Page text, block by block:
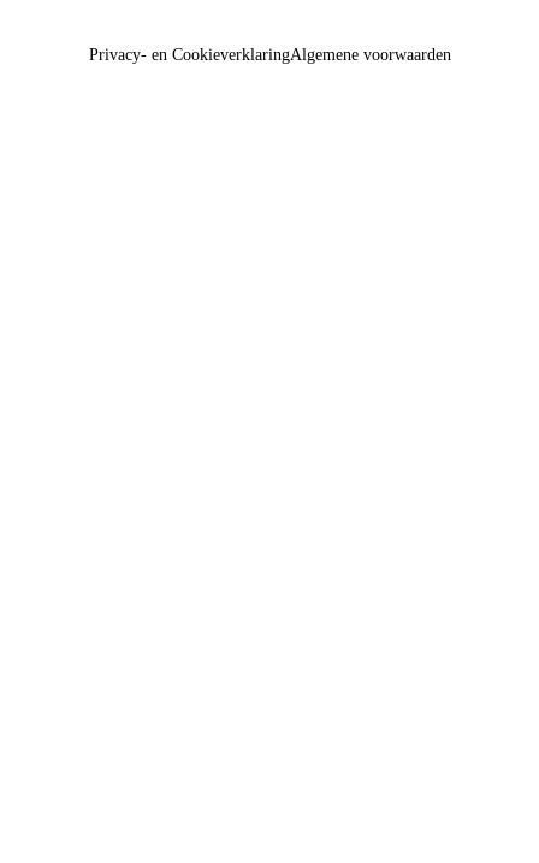
Privacy- en CookieverklaringAlgemene voorwaarden